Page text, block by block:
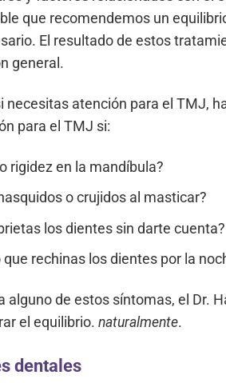
que recomendemos un
El resultado de estos
general.
necesitas atención para el TMJ,
para el TMJ si:
rigidez en la mandíbula?
o crujidos al masticar?
los dientes sin darte cuenta?
que rechinas los dientes por la
alguno de estos síntomas, el Dr.
el equilibrio. naturalmente.
dentales